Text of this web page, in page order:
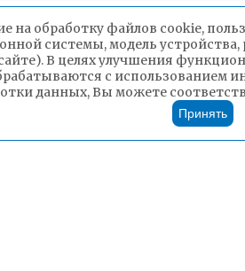
на обработку файлов cookie,
системы, модель
В целях улучшения
с использованием
данных, Вы можете
Принять